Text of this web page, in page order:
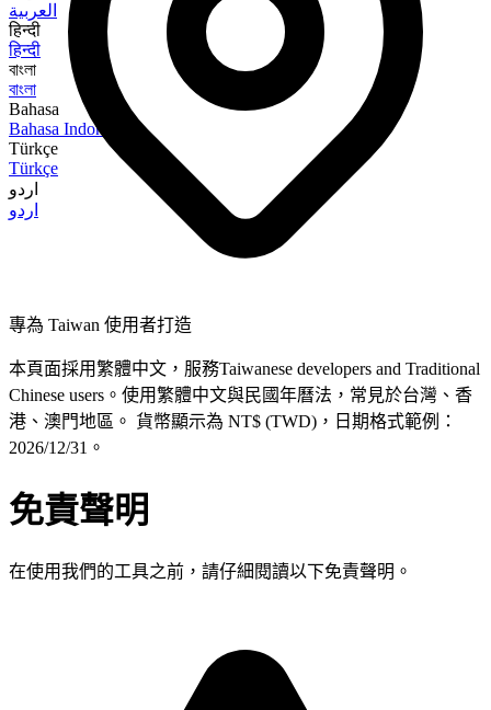
العربية
हिन्दी
हिन्दी
বাংলা
বাংলা
Bahasa
Bahasa Indonesia
Türkçe
Türkçe
اردو
اردو
專為 Taiwan 使用者打造
本頁面採用繁體中文，服務Taiwanese developers and Traditional
Chinese users。使用繁體中文與民國年曆法，常見於台灣、香
港、澳門地區。 貨幣顯示為 NT$ (TWD)，日期格式範例：
2026/12/31。
免責聲明
在使用我們的工具之前，請仔細閱讀以下免責聲明。